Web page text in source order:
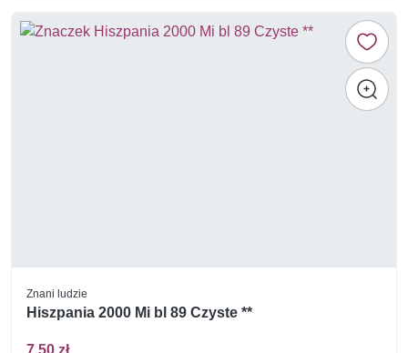
Znani ludzie
Hiszpania 2000 Mi bl 89 Czyste **